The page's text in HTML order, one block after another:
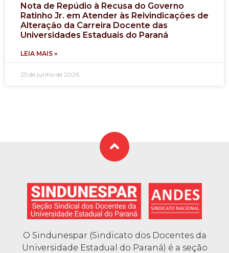
Nota de Repúdio à Recusa do Governo
Ratinho Jr. em Atender às Reivindicações de
Alteração da Carreira Docente das
Universidades Estaduais do Paraná
LEIA MAIS »
25 de junho de 2026
O Sindunespar (Sindicato dos Docentes da
Universidade Estadual do Paraná) é a seção